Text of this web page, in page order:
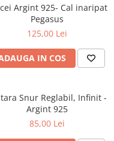
Argint 925- Cal inaripat
Pegasus
125,00 Lei
IN COS
Snur Reglabil, Infinit -
Argint 925
85,00 Lei